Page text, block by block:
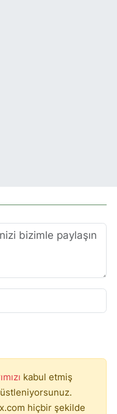
kabul etmiş
hiçbir şekilde